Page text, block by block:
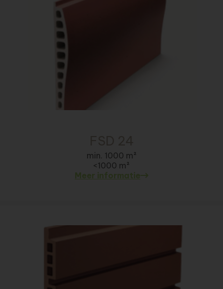
min. 1000 m²
<1000 m²
Meer informatie